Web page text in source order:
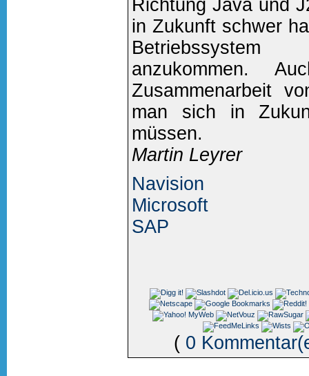
Richtung Java und
in Zukunft schwer
Betriebssystem
anzukommen.
Zusammenarbeit
man sich in
müssen.
Martin Leyrer
Navision
Microsoft
SAP
( 0